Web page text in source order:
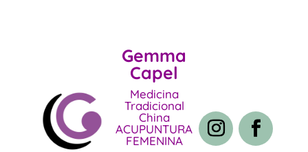
Gemma
Capel
Medicina
Tradicional
China
ACUPUNTURA
FEMENINA